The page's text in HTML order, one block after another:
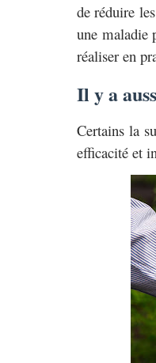
de réduire
une maladie
réaliser en
Il y a
Certains la
efficacité et